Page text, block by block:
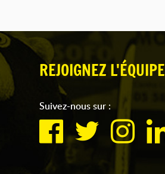
REJOIGNEZ L'ÉQUIPE
Suivez-nous sur :